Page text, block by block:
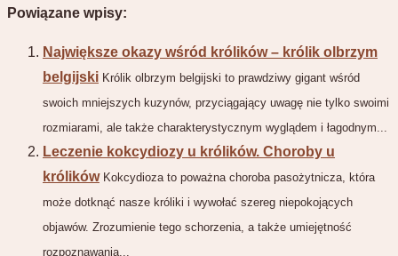
Powiązane wpisy:
Największe okazy wśród królików – królik olbrzym
belgijski Królik olbrzym belgijski to prawdziwy gigant wśród
swoich mniejszych kuzynów, przyciągający uwagę nie tylko swoimi
rozmiarami, ale także charakterystycznym wyglądem i łagodnym...
Leczenie kokcydiozy u królików. Choroby u
królików Kokcydioza to poważna choroba pasożytnicza, która
może dotknąć nasze króliki i wywołać szereg niepokojących
objawów. Zrozumienie tego schorzenia, a także umiejętność
rozpoznawania...